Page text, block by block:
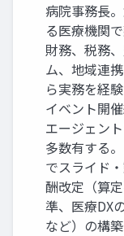
病院事務長
る医療機関
財務、税務
ム、地域連
ら実務を経
イベント開
エージェン
多数有する
でスライド
酬改定（算
準、医療DX
など）の構